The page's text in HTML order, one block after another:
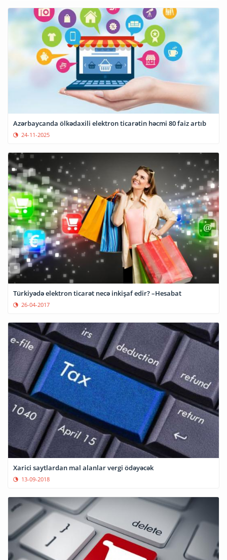
Azərbaycanda ölkədaxili elektron ticarətin həcmi 80 faiz artıb
24-11-2025
Türkiyədə elektron ticarət necə inkişaf edir? –Hesabat
26-04-2017
Xarici saytlardan mal alanlar vergi ödəyəcək
13-09-2018